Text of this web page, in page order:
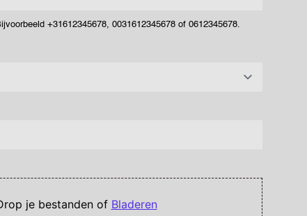
+31612345678, 0031612345678 of 0612345678.
je bestanden of Bladeren